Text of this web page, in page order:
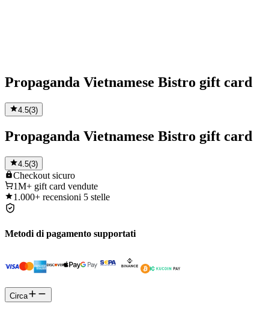
Propaganda Vietnamese Bistro gift card
4.5(3)
Propaganda Vietnamese Bistro gift card
4.5(3)
Checkout sicuro
1M+ gift card vendute
1.000+ recensioni 5 stelle
Metodi di pagamento supportati
Circa